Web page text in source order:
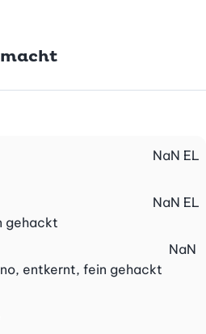
NaN EL
gehackt
NaN EL
entkernt, fein gehackt
NaN